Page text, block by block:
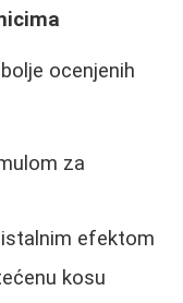
ocenjenih
za
efektom
kosu